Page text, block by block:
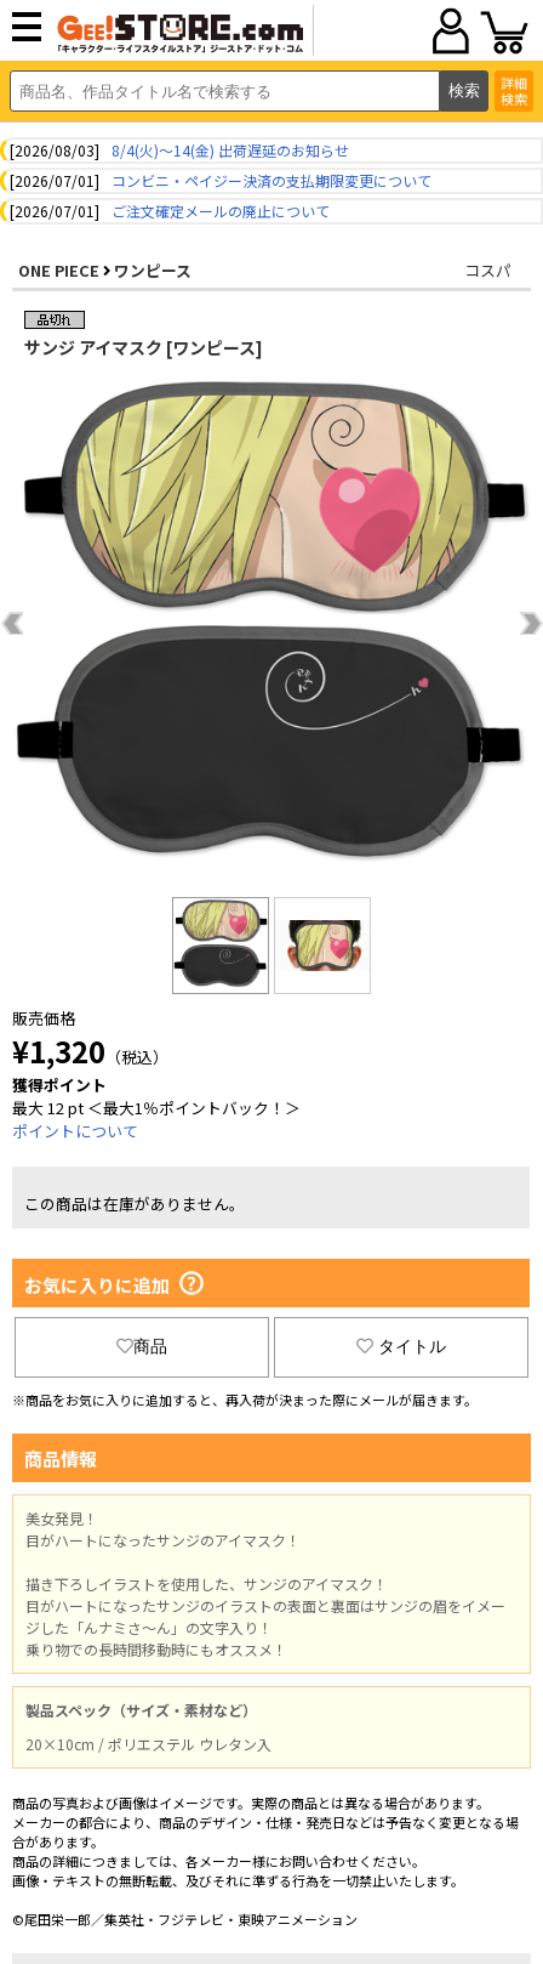
詳細
検索
[2026/08/03]
8/4(火)～14(金) 出荷遅延のお知らせ
[2026/07/01]
コンビニ・ペイジー決済の支払期限変更について
[2026/07/01]
ご注文確定メールの廃止について
ONE PIECE ワンピース コスパ
サンジ アイマスク [ワンピース]
販売価格
¥1,320 （税込）
獲得ポイント
最大 12 pt ＜最大1％ポイントバック！＞
ポイントについて
この商品は在庫がありません。
お気に入りに追加
商品 タイトル
※商品をお気に入りに追加すると、再入荷が決まった際にメールが届きます。
商品情報
美女発見！
目がハートになったサンジのアイマスク！
描き下ろしイラストを使用した、サンジのアイマスク！
目がハートになったサンジのイラストの表面と裏面はサンジの眉をイメー
ジした「んナミさ～ん」の文字入り！
乗り物での長時間移動時にもオススメ！
製品スペック（サイズ・素材など）
20×10cm / ポリエステル ウレタン入
商品の写真および画像はイメージです。実際の商品とは異なる場合があります。
メーカーの都合により、商品のデザイン・仕様・発売日などは予告なく変更となる場
合があります。
商品の詳細につきましては、各メーカー様にお問い合わせください。
画像・テキストの無断転載、及びそれに準ずる行為を一切禁止いたします。
©尾田栄一郎／集英社・フジテレビ・東映アニメーション